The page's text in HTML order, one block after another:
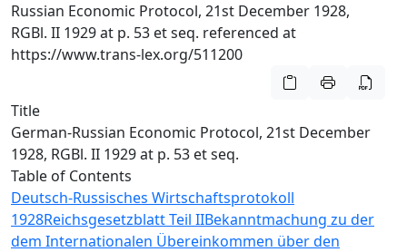
Russian Economic Protocol, 21st December 1928,
RGBl. II 1929 at p. 53 et seq. referenced at
https://www.trans-lex.org/511200
Title
German-Russian Economic Protocol, 21st December
1928, RGBl. II 1929 at p. 53 et seq.
Table of Contents
Deutsch-Russisches Wirtschaftsprotokoll
1928Reichsgesetzblatt Teil IIBekanntmachung zu der
dem Internationalen Übereinkommen über den